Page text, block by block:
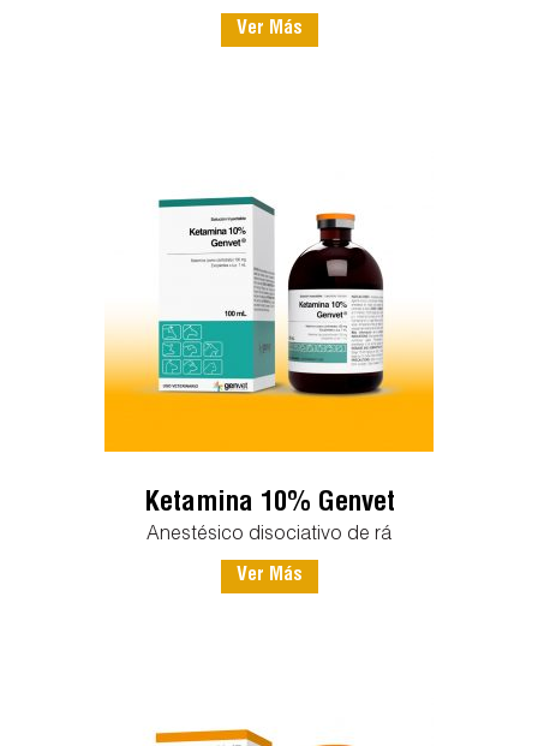
Ver Más
Ketamina 10% Genvet
Anestésico disociativo de rá
Ver Más